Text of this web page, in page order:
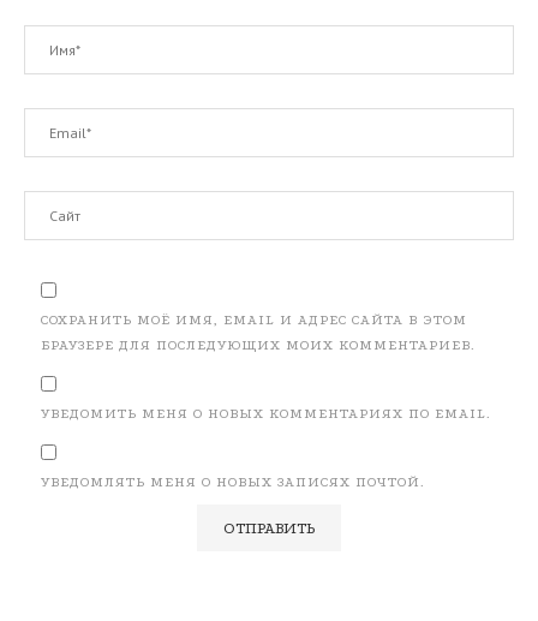
СОХРАНИТЬ МОЁ ИМЯ, EMAIL И АДРЕС САЙТА В ЭТОМ
БРАУЗЕРЕ ДЛЯ ПОСЛЕДУЮЩИХ МОИХ КОММЕНТАРИЕВ.
УВЕДОМИТЬ МЕНЯ О НОВЫХ КОММЕНТАРИЯХ ПО EMAIL.
УВЕДОМЛЯТЬ МЕНЯ О НОВЫХ ЗАПИСЯХ ПОЧТОЙ.